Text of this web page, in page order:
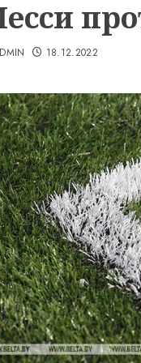
18.12.2022